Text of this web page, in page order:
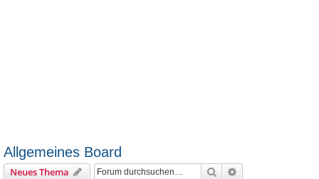
Allgemeines Board
Neues Thema Suche